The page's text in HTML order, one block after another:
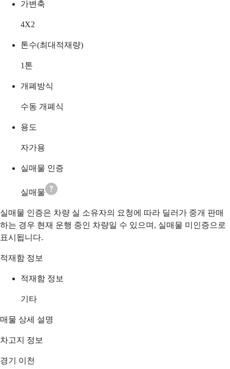
가변축
4X2
톤수(최대적재량)
1 톤
개폐방식
수동 개폐식
용도
자가용
실매물 인증
실매물
실매물 인증은 차량 실 소유자의 요청에 따라 딜러가 중개 판매
하는 경우 현재 운행 중인 차량일 수 있으며, 실매물 미인증으로
표시됩니다.
적재함 정보
적재함 정보
기타
매물 상세 설명
차고지 정보
경기 이천